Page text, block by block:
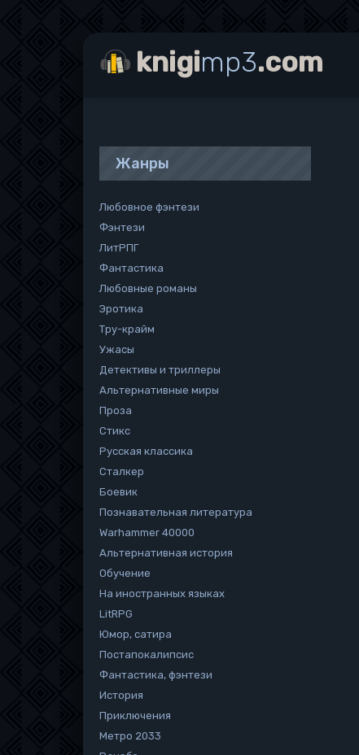
Жанры
Любовное фэнтези
Фэнтези
ЛитРПГ
Фантастика
Любовные романы
Эротика
Тру-крайм
Ужасы
Детективы и триллеры
Альтернативные миры
Проза
Стикс
Русская классика
Сталкер
Боевик
Познавательная литература
Warhammer 40000
Альтернативная история
Обучение
На иностранных языках
LitRPG
Юмор, сатира
Постапокалипсис
Фантастика, фэнтези
История
Приключения
Метро 2033
knigimp3.com